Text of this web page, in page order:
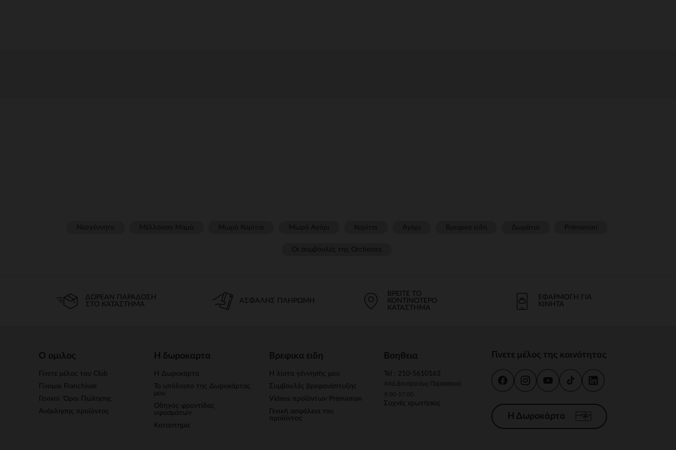
ΔΩΡΕΆΝ ΠΑΡΆΔΟΣΗ
ΣΤΟ ΚΑΤΆΣΤΗΜΑ
ΑΣΦΑΛΉΣ ΠΛΗΡΩΜΉ
ΒΡΕΊΤΕ ΤΟ
ΚΟΝΤΙΝΌΤΕΡΟ
ΚΑΤΆΣΤΗΜΑ
ΕΦΑΡΜΟΓΉ ΓΙΑ
ΚΙΝΗΤΆ
Ο ομιλος
Γίνετε μέλος του Club
Γίνομαι Franchisee
Γενικοί 'Οροι Πώλησης
Ανάκλησης προϊόντος
Η δωροκαρτα
Η Δωροκάρτα
Το υπόλοιπο της Δωροκάρτας
μου
Οδηγός φροντίδας
υφασμάτων
Κατάστημα
Βρεφικα ειδη
Η λίστα γέννησής μου
Συμβουλές βρεφανάπτυξης
Videos προϊόντων Prémaman
Γενική ασφάλεια του
προϊόντος
Βοηθεια
Tel : 210-5610163
Από Δευτέρα έως Παρασκευή
9.00-17.00
Συχνές ερωτήσεις
Γίνετε μέλος της κοινότητας
Η Δωροκάρτα